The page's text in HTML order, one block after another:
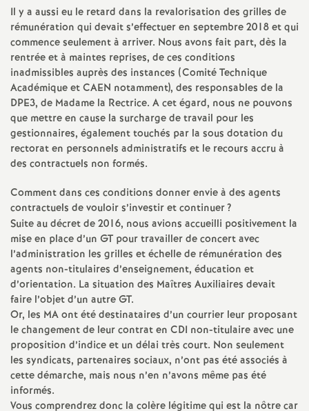
E
n
s
e
i
g
n
e
m
e
n
Il y a aussi eu le retard dans la revalorisation des grilles de
rémunération qui devait s’effectuer en septembre 2018 et qui
commence seulement à arriver. Nous avons fait part, dès la
rentrée et à maintes reprises, de ces conditions
inadmissibles auprès des instances (Comité Technique
Académique et CAEN notamment), des responsables de la
DPE3, de Madame la Rectrice. A cet égard, nous ne pouvons
que mettre en cause la surcharge de travail pour les
gestionnaires, également touchés par la sous dotation du
rectorat en personnels administratifs et le recours accru à
des contractuels non formés.
Comment dans ces conditions donner envie à des agents
contractuels de vouloir s’investir et continuer?
Suite au décret de 2016, nous avions accueilli positivement la
mise en place d’un GT pour travailler de concert avec
l’administration les grilles et échelle de rémunération des
agents non-titulaires d’enseignement, éducation et
d’orientation. La situation des Maîtres Auxiliaires devait
faire l’objet d’un autre GT.
Or, les MA ont été destinataires d’un courrier leur proposant
le changement de leur contrat en CDI non-titulaire avec une
proposition d’indice et un délai très court. Non seulement
les syndicats, partenaires sociaux, n’ont pas été associés à
cette démarche, mais nous n’en n’avons même pas été
informés.
Vous comprendrez donc la colère légitime qui est la nôtre car